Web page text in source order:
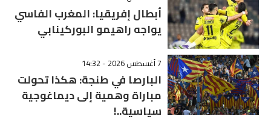
أبطال إفريقيا: المغرب الفاسي
يواجه راهيمو البوركينابي
7 أغسطس 2026 - 14:32
البارصا في طنجة: هكذا تحولت
مباراة وهمية إلى ديماغوجية
سياسية..!